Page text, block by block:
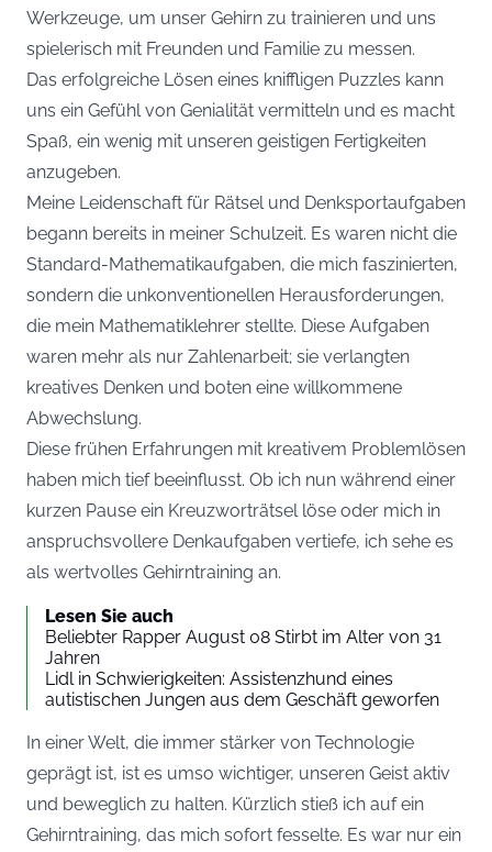
Werkzeuge, um unser Gehirn zu trainieren und uns
spielerisch mit Freunden und Familie zu messen.
Das erfolgreiche Lösen eines kniffligen Puzzles kann
uns ein Gefühl von Genialität vermitteln und es macht
Spaß, ein wenig mit unseren geistigen Fertigkeiten
anzugeben.
Meine Leidenschaft für Rätsel und Denksportaufgaben
begann bereits in meiner Schulzeit. Es waren nicht die
Standard-Mathematikaufgaben, die mich faszinierten,
sondern die unkonventionellen Herausforderungen,
die mein Mathematiklehrer stellte. Diese Aufgaben
waren mehr als nur Zahlenarbeit; sie verlangten
kreatives Denken und boten eine willkommene
Abwechslung.
Diese frühen Erfahrungen mit kreativem Problemlösen
haben mich tief beeinflusst. Ob ich nun während einer
kurzen Pause ein Kreuzworträtsel löse oder mich in
anspruchsvollere Denkaufgaben vertiefe, ich sehe es
als wertvolles Gehirntraining an.
Lesen Sie auch
Beliebter Rapper August 08 Stirbt im Alter von 31
Jahren
Lidl in Schwierigkeiten: Assistenzhund eines
autistischen Jungen aus dem Geschäft geworfen
In einer Welt, die immer stärker von Technologie
geprägt ist, ist es umso wichtiger, unseren Geist aktiv
und beweglich zu halten. Kürzlich stieß ich auf ein
Gehirntraining, das mich sofort fesselte. Es war nur ein